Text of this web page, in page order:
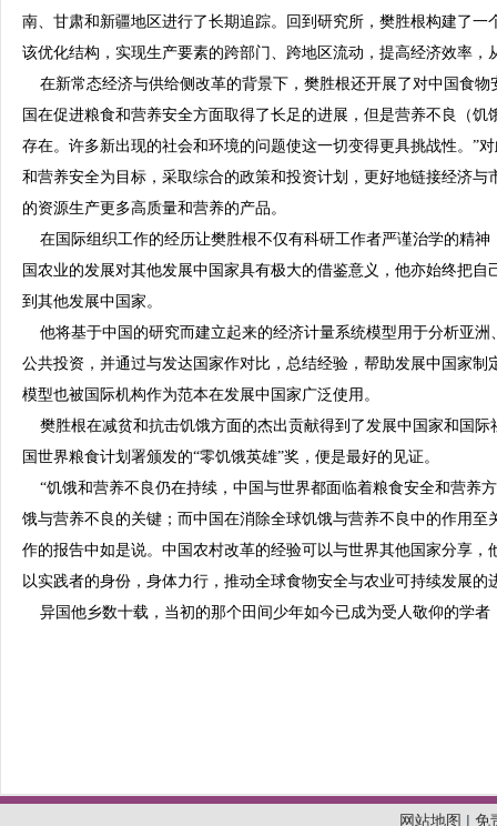
南、甘肃和新疆地区进行了长期追踪。回到研究所，樊胜根构建了
该优化结构，实现生产要素的跨部门、跨地区流动，提高经济效率，
在新常态经济与供给侧改革的背景下，樊胜根还开展了对中国食物
国在促进粮食和营养安全方面取得了长足的进展，但是营养不良（
存在。许多新出现的社会和环境的问题使这一切变得更具挑战性。”
和营养安全为目标，采取综合的政策和投资计划，更好地链接经济
的资源生产更多高质量和营养的产品。
在国际组织工作的经历让樊胜根不仅有科研工作者严谨治学的精神
国农业的发展对其他发展中国家具有极大的借鉴意义，他亦始终把
到其他发展中国家。
他将基于中国的研究而建立起来的经济计量系统模型用于分析亚洲
公共投资，并通过与发达国家作对比，总结经验，帮助发展中国家
模型也被国际机构作为范本在发展中国家广泛使用。
樊胜根在减贫和抗击饥饿方面的杰出贡献得到了发展中国家和国际
国世界粮食计划署颁发的“零饥饿英雄”奖，便是最好的见证。
“饥饿和营养不良仍在持续，中国与世界都面临着粮食安全和营养
饿与营养不良的关键；而中国在消除全球饥饿与营养不良中的作用至
作的报告中如是说。中国农村改革的经验可以与世界其他国家分享
以实践者的身份，身体力行，推动全球食物安全与农业可持续发展的
异国他乡数十载，当初的那个田间少年如今已成为受人敬仰的学者
网站地图 | 免